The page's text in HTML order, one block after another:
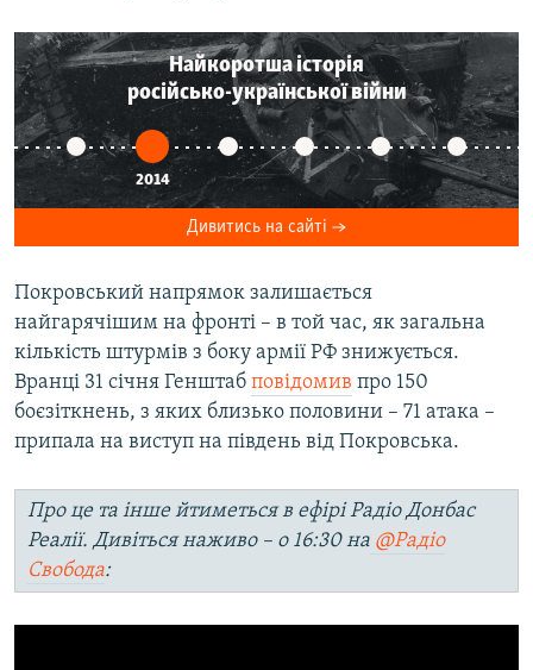
Найкоротша історія
російсько-української війни
2014
Дивитись на сайті
Покровський напрямок залишається
найгарячішим на фронті – в той час, як загальна
кількість штурмів з боку армії РФ знижується.
Вранці 31 січня Генштаб повідомив про 150
боєзіткнень, з яких близько половини – 71 атака –
припала на виступ на південь від Покровська.
​Про це та інше йтиметься в ефірі Радіо Донбас
Реалії. Дивіться наживо – о 16:30 на @Радіо
Свобода: